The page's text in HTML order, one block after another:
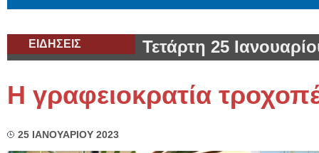
ΕΙΔΗΣΕΙΣ Τετάρτη 25
Η γραφειοκρατία
25 ΙΑΝΟΥΑΡΙΟΥ 2023